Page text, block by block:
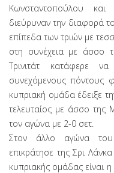
Κωνσταντοπούλου
διεύρυναν την διαφορά
επίπεδα των τριών με
στη συνέχεια με άσσο
Τρινιτάτ κατάφερε
συνεχόμενους πόντους
κυπριακή ομάδα έδειξε
τελευταίος με άσσο της
τον αγώνα με 2-0 σετ.
Στον άλλο αγώνα
επικράτησε της Σρι
κυπριακής ομάδας είναι η